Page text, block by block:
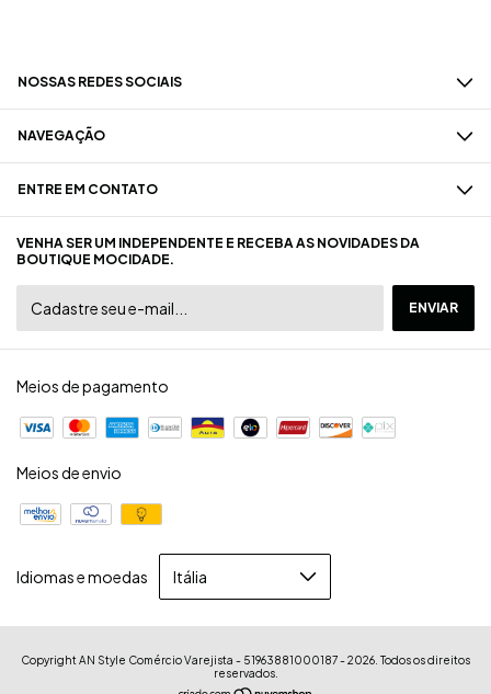
NOSSAS REDES SOCIAIS
NAVEGAÇÃO
ENTRE EM CONTATO
VENHA SER UM INDEPENDENTE E RECEBA AS NOVIDADES DA
BOUTIQUE MOCIDADE.
Meios de pagamento
Meios de envio
Idiomas e moedas
Copyright AN Style Comércio Varejista - 51963881000187 - 2026. Todos os direitos
reservados.